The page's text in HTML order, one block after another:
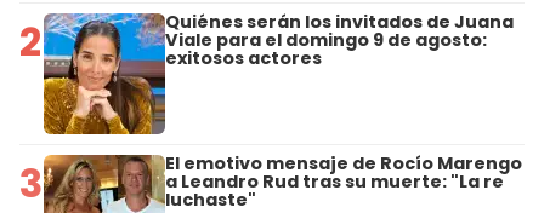
2 Quiénes serán los invitados de Juana
Viale para el domingo 9 de agosto:
exitosos actores
3 El emotivo mensaje de Rocío Marengo
a Leandro Rud tras su muerte: "La re
luchaste"